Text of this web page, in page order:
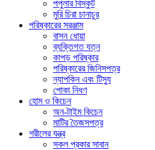
পপুলার বিস্কুট
মুরি চিরা চানাচুর
পরিষ্কারের সরঞ্জাম
বাসন ধোয়া
ব্যক্তিগত যত্ন
কাপড় পরিষ্কার
পরিষ্কারের জিনিসপত্র
ন্যাপকিন এবং টিস্যু
পোকা নিধণ
হোম ও কিচেন
অন-টাইম কিচেন
মাটির তৈজসপত্র
শরীলের যন্ত্র
সকল প্রকার সাবান